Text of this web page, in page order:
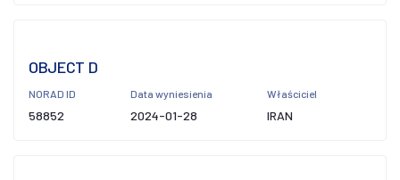
OBJECT D
NORAD ID
58852
Data wyniesienia
2024-01-28
Właściciel
IRAN